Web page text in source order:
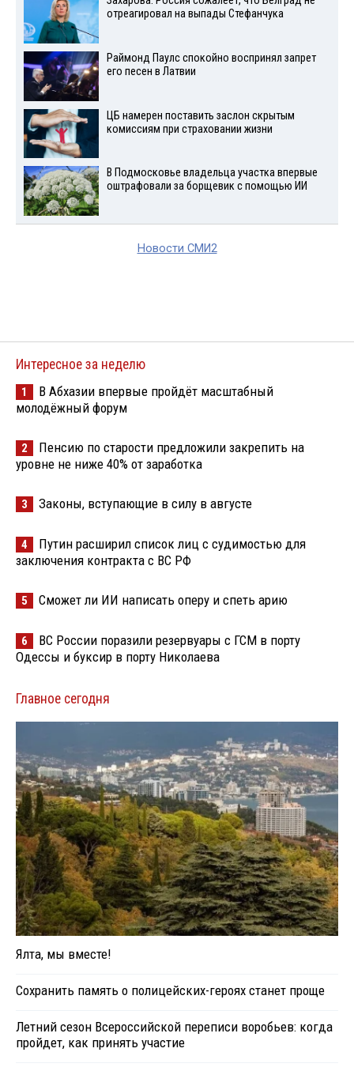
отреагировал на выпады Стефанчука
Раймонд Паулс спокойно воспринял запрет
его песен в Латвии
ЦБ намерен поставить заслон скрытым
комиссиям при страховании жизни
В Подмосковье владельца участка впервые
оштрафовали за борщевик с помощью ИИ
Новости СМИ2
Интересное за неделю
1
В Абхазии впервые пройдёт масштабный
молодёжный форум
2
Пенсию по старости предложили закрепить на
уровне не ниже 40% от заработка
3 Законы, вступающие в силу в августе
4
Путин расширил список лиц с судимостью для
заключения контракта с ВС РФ
5 Сможет ли ИИ написать оперу и спеть арию
6
ВС России поразили резервуары с ГСМ в порту
Одессы и буксир в порту Николаева
Главное сегодня
Ялта, мы вместе!
Сохранить память о полицейских-героях станет проще
Летний сезон Всероссийской переписи воробьев: когда
пройдет, как принять участие